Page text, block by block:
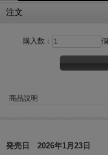
注文
購入数： 個
商品説明
発売日 2026年1月23日